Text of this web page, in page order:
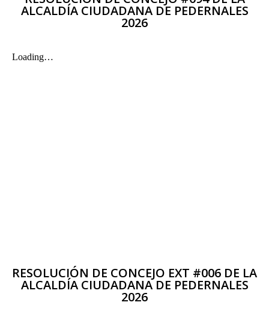
ALCALDÍA CIUDADANA DE PEDERNALES
2026
RESOLUCIÓN DE CONCEJO EXT #006 DE LA
ALCALDÍA CIUDADANA DE PEDERNALES
2026